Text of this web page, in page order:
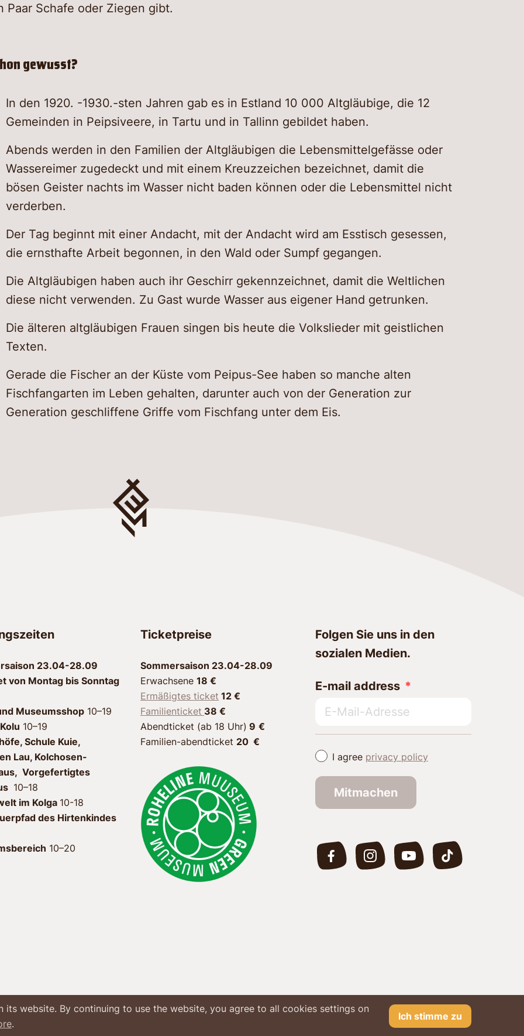
Paar Schafe oder Ziegen gibt.
gewusst?
In den 1920. -1930.-sten Jahren gab es in Estland 10 000 Altgläubige, die 12
Gemeinden in Peipsiveere, in Tartu und in Tallinn gebildet haben.
Abends werden in den Familien der Altgläubigen die Lebensmittelgefässe oder
Wassereimer zugedeckt und mit einem Kreuzzeichen bezeichnet, damit die
bösen Geister nachts im Wasser nicht baden können oder die Lebensmittel nicht
verderben.
Der Tag beginnt mit einer Andacht, mit der Andacht wird am Esstisch gesessen,
die ernsthafte Arbeit begonnen, in den Wald oder Sumpf gegangen.
Die Altgläubigen haben auch ihr Geschirr gekennzeichnet, damit die Weltlichen
diese nicht verwenden. Zu Gast wurde Wasser aus eigener Hand getrunken.
Die älteren altgläubigen Frauen singen bis heute die Volkslieder mit geistlichen
Texten.
Gerade die Fischer an der Küste vom Peipus-See haben so manche alten
Fischfangarten im Leben gehalten, darunter auch von der Generation zur
Generation geschliffene Griffe vom Fischfang unter dem Eis.
23.04-28.09
von Montag bis Sonntag
Museumsshop 10–19
Kolu 10–19
Schule Kuie,
Lau, Kolchosen-
Vorgefertigtes
10–18
im Kolga 10-18
des Hirtenkindes
10–20
Ticketpreise
Sommersaison 23.04-28.09
Erwachsene 18 €
Ermäßigtes ticket 12 €
Familienticket 38 €
Abendticket (ab 18 Uhr) 9 €
Familien-abendticket 20 €
Folgen Sie uns in den
sozialen Medien.
E-mail address
I agree privacy policy
Mitmachen
its website. By continuing to use the website, you agree to all cookies settings on
.
Ich stimme zu